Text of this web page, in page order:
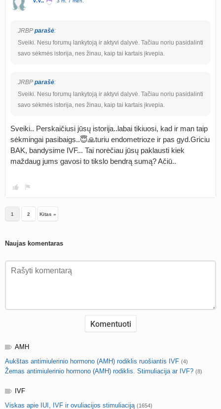
JRBP parašė:
Sveiki. Nesu forumų lankytoją ir aktyvi dalyvė. Tačiau noriu pasidalinti
savo sėkmės istorija, nes žinau, kaip tai kartais įkvepia.
JRBP parašė:
Sveiki. Nesu forumų lankytoją ir aktyvi dalyvė. Tačiau noriu pasidalinti
savo sėkmės istorija, nes žinau, kaip tai kartais įkvepia.
Sveiki.. Perskaičiusi jūsų istorija..labai tikiuosi, kad ir man taip
sėkmingai pasibaigs..😇🙏turiu endometrioze ir pas gyd.Griciu
BAK, bandysime IVF... Tai norėčiau jūsų paklausti kiek
maždaug jums gavosi to tikslo bendrą sumą? Ačiū..
1 2 Kitas »
Naujas komentaras
AMH
Aukštas antimiulerinio hormono (AMH) rodiklis ruošiantis IVF (4)
Žemas antimiulerinio hormono (AMH) rodiklis. Stimuliacija ar IVF? (8)
IVF
Viskas apie IUI, IVF ir ovuliacijos stimuliaciją (1654)